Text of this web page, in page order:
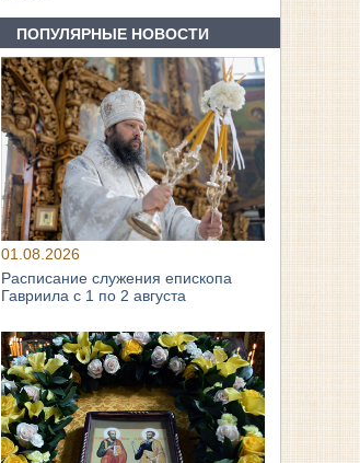
ПОПУЛЯРНЫЕ НОВОСТИ
01.08.2026
Расписание служения епископа
Гавриила с 1 по 2 августа